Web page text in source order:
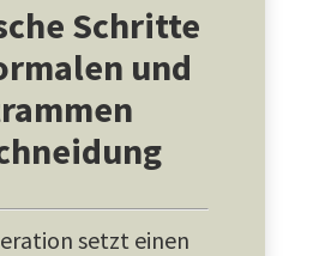
Schritte
und
setzt einen